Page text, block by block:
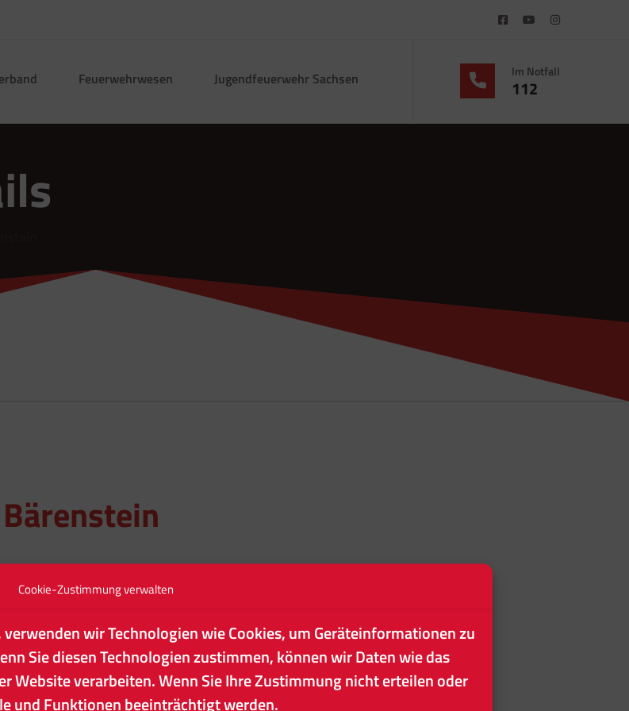
Cookie-Zustimmung verwalten
wir Technologien wie Cookies, um Geräteinformationen zu
Sie diesen Technologien zustimmen, können wir Daten wie das
Website verarbeiten. Wenn Sie Ihre Zustimmung nicht erteilen oder
und Funktionen beeinträchtigt werden.
Feuerwehrwesen Jugendfeuerwehr Sachsen Im Notfall
112
DETAILS
Beginn:
29. August